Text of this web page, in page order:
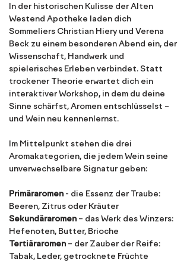
In der historischen Kulisse der Alten
Westend Apotheke laden dich
Sommeliers Christian Hiery und Verena
Beck zu einem besonderen Abend ein, der
Wissenschaft, Handwerk und
spielerisches Erleben verbindet. Statt
trockener Theorie erwartet dich ein
interaktiver Workshop, in dem du deine
Sinne schärfst, Aromen entschlüsselst –
und Wein neu kennenlernst.
Im Mittelpunkt stehen die drei
Aromakategorien, die jedem Wein seine
unverwechselbare Signatur geben:
Primäraromen - die Essenz der Traube:
Beeren, Zitrus oder Kräuter
Sekundäraromen – das Werk des Winzers:
Hefenoten, Butter, Brioche
Tertiäraromen – der Zauber der Reife:
Tabak, Leder, getrocknete Früchte